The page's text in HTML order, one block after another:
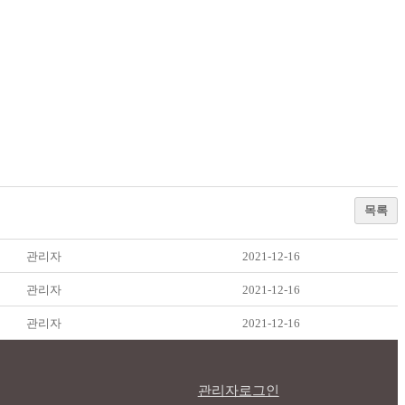
목록
관리자 2021-12-16
관리자 2021-12-16
관리자 2021-12-16
관리자로그인